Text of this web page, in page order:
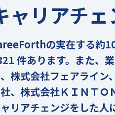
ャリアチ
の実在する約
件あります。また、
株式会社フェアライン
、株式会社ＫＩＮＴＯ
リアチェンジをした人